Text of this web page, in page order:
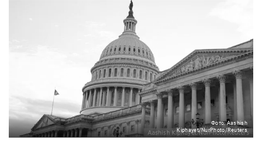
Фото: Aashish
Kiphayet/NurPhoto/Reuters